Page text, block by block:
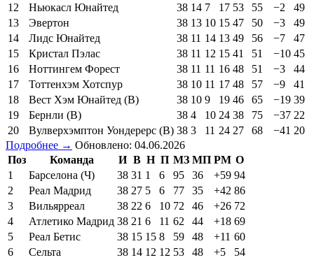
12
Ньюкасл Юнайтед 38 14 7 17 53 55 −2
49
13
Эвертон 38 13 10 15 47 50 −3
49
14
Лидс Юнайтед 38 11 14 13 49 56 −7
47
15
Кристал Пэлас 38 11 12 15 41 51 −10 45
16
Ноттингем Форест 38 11 11 16 48 51 −3
44
17
Тоттенхэм Хотспур 38 10 11 17 48 57 −9
41
18
Вест Хэм Юнайтед (В) 38 10 9 19 46 65 −19 39
19
Бернли (В) 38 4 10 24 38 75 −37 22
20
Вулверхэмптон Уондерерс (В) 38 3 11 24 27 68 −41 20
Подробнее → Обновлено: 04.06.2026
Поз
Команда И В Н П МЗ МП РМ О
1
Барселона (Ч) 38 31 1 6 95 36 +59 94
2
Реал Мадрид 38 27 5 6 77 35 +42 86
3
Вильярреал 38 22 6 10 72 46 +26 72
4
Атлетико Мадрид 38 21 6 11 62 44 +18 69
5
Реал Бетис 38 15 15 8 59 48 +11 60
6
Сельта 38 14 12 12 53 48 +5
54